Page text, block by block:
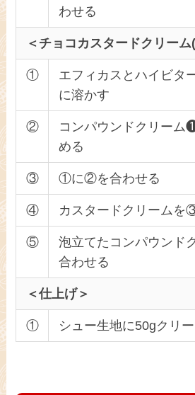
わせる
＜チョコカスタードクリーム
①
エフィカスとハイビタ
に溶かす
②
コンパウンドクリー
める
③ ①に②を合わせる
④ カスタードクリームを
⑤
泡立てたコンパウン
合わせる
＜仕上げ＞
① シュー生地に50gクリ